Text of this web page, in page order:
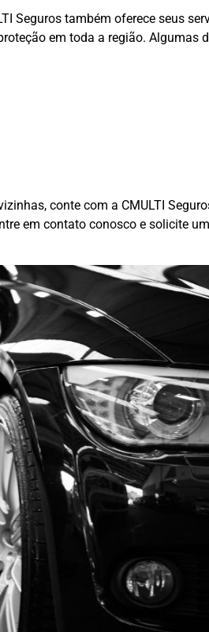
Seguros também oferece seus
em toda a região. Algumas
conte com a CMULTI
em contato conosco e solicite